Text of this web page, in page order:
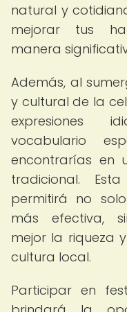
natural y
mejorar tus
manera
Además, al
y cultural de la
expresiones
vocabulario
encontrarías en
tradicional.
permitirá no
más efectiva,
mejor la riqueza
cultura local.
Participar en